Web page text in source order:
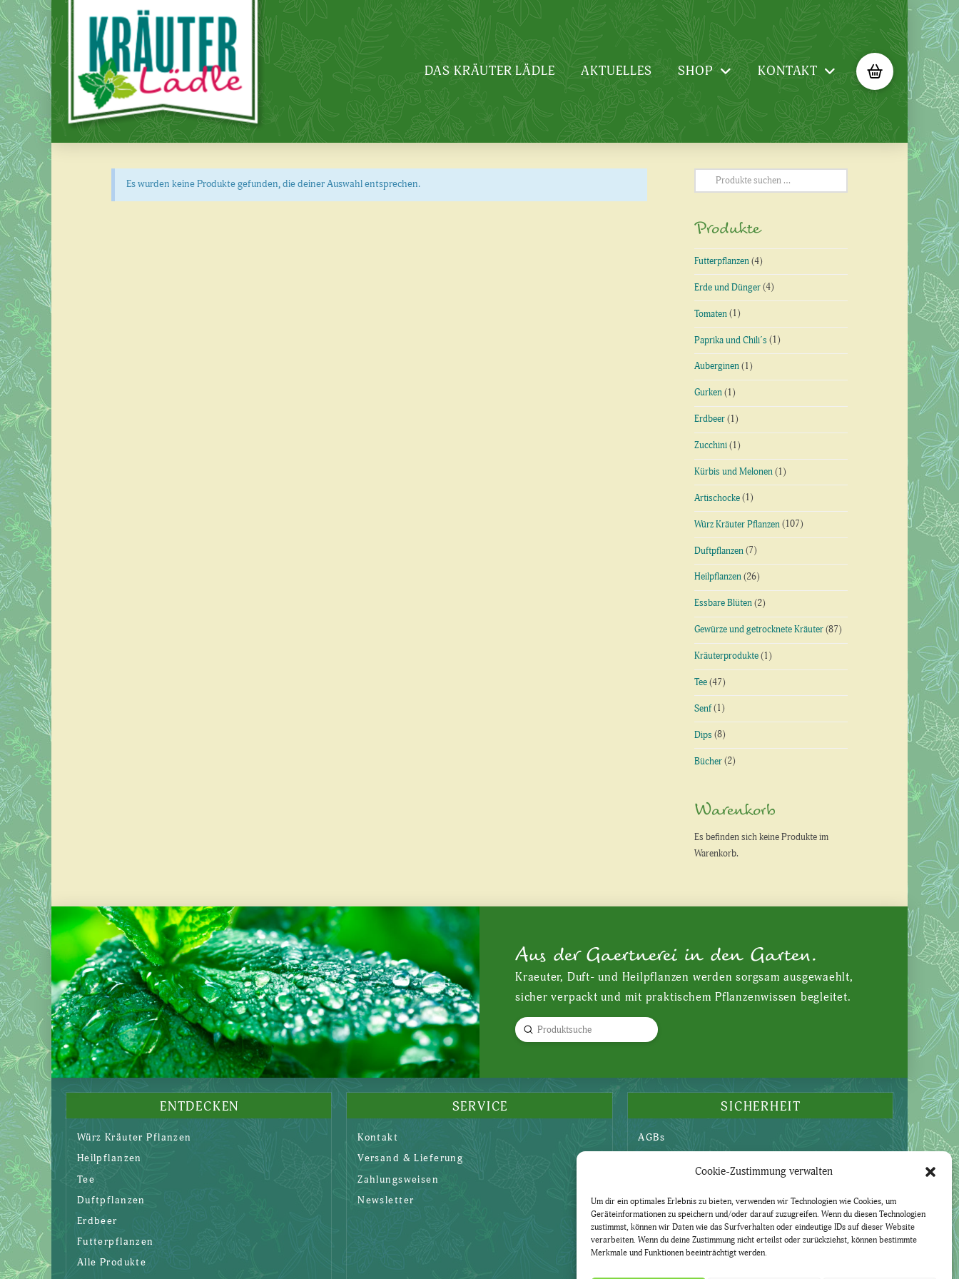
Cookie-Zustimmung verwalten
Um dir ein optimales Erlebnis zu bieten, verwenden wir Technologien wie Cookies, um
Geräteinformationen zu speichern und/oder darauf zuzugreifen. Wenn du diesen Technologien
zustimmst, können wir Daten wie das Surfverhalten oder eindeutige IDs auf dieser Website
verarbeiten. Wenn du deine Zustimmung nicht erteilst oder zurückziehst, können bestimmte
Merkmale und Funktionen beeinträchtigt werden.
DAS KRÄUTER LÄDLE AKTUELLES SHOP KONTAKT
Es wurden keine Produkte gefunden, die deiner Auswahl entsprechen.
Suchen
nach:
Produkte
Futterpflanzen (4)
Erde und Dünger (4)
Tomaten (1)
Paprika und Chili´s (1)
Auberginen (1)
Gurken (1)
Erdbeer (1)
Zucchini (1)
Kürbis und Melonen (1)
Artischocke (1)
Würz Kräuter Pflanzen (107)
Duftpflanzen (7)
Heilpflanzen (26)
Essbare Blüten (2)
Gewürze und getrocknete Kräuter (87)
Kräuterprodukte (1)
Tee (47)
Senf(1)
Dips (8)
Bücher (2)
Warenkorb
Es befinden sich keine Produkte im
Warenkorb.
Aus der Gaertnerei in den Garten.
Kraeuter, Duft- und Heilpflanzen werden sorgsam ausgewaehlt,
sicher verpackt und mit praktischem Pflanzenwissen begleitet.
Search
Submit
ENTDECKEN
Würz Kräuter Pflanzen
Heilpflanzen
Tee
Duftpflanzen
Erdbeer
Futterpflanzen
Alle Produkte
SERVICE
Kontakt
Versand & Lieferung
Zahlungsweisen
Newsletter
SICHERHEIT
AGBs
Impressum